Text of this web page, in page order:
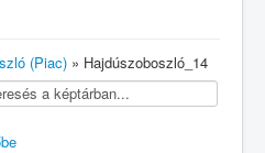
≡
(Piac) » Hajdúszoboszló_14